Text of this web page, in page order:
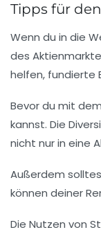
Tipps für
Wenn du in die
des
helfen, fundierte
Bevor du mit
kannst. Die
nicht nur in eine
Außerdem
können deiner
Die Nutzen von